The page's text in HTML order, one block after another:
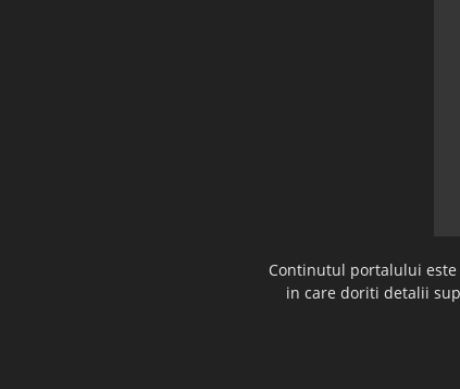
Continutul portalului
in care doriti detalii